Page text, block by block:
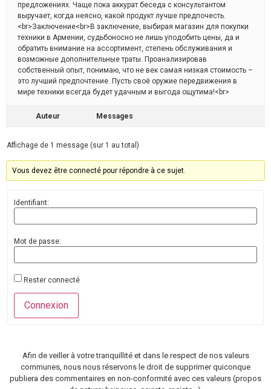
предложениях. Чаще пока аккурат беседа с консультантом
выручает, когда неясно, какой продукт лучше предпочесть.
<br>Заключение<br>В заключение, выбирая магазин для покупки
техники в Армении, судьбоносно не лишь уподобить цены, да и
обратить внимание на ассортимент, степень обслуживания и
возможные дополнительные траты. Проанализировав
собственный опыт, понимаю, что не век самая низкая стоимость –
это лучший предпочтение. Пусть своё оружие передвижения в
мире техники всегда будет удачным и выгода ощутима!<br>
Auteur Messages
Affichage de 1 message (sur 1 au total)
Vous devez être connecté pour répondre à ce sujet.
Identifiant:
Mot de passe:
Rester connecté
Connexion
Afin de veiller à votre tranquillité et dans le respect de nos valeurs
communes, nous nous réservons le droit de supprimer quiconque
publiera des commentaires en non-conformité avec ces valeurs (propos